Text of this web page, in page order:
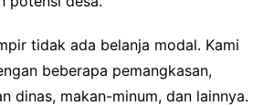
tidak ada belanja modal. Kami
beberapa pemangkasan,
dinas, makan-minum, dan lainnya.